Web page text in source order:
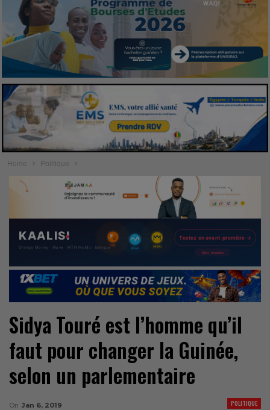
Home Politique
Sidya Touré est l’homme qu’il
faut pour changer la Guinée,
selon un parlementaire
POLITIQUE
On Jan 6, 2019